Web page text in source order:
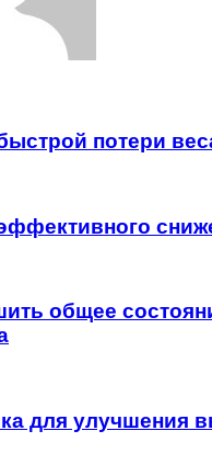
потери
общее
для улучшения